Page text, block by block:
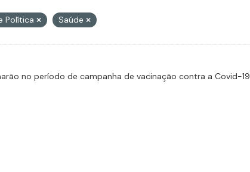
Política Saúde
no período de campanha de vacinação contra a Covid-19